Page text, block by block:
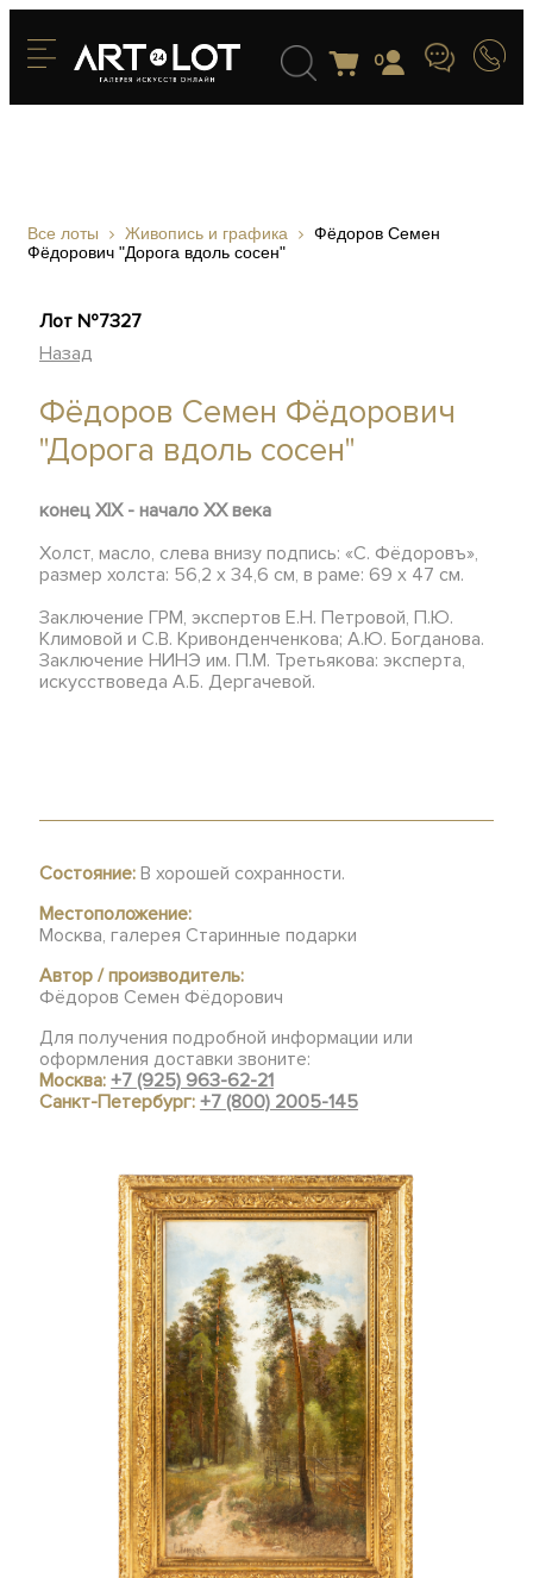
0
Все лоты Живопись и графика
Фёдоров Семен
Фёдорович "Дорога вдоль сосен"
Лот №7327
Назад
Фёдоров Семен Фёдорович
"Дорога вдоль сосен"
конец XIX - начало XX века
Холст, масло, слева внизу подпись: «С. Фёдоровъ»,
размер холста: 56,2 х 34,6 см, в раме: 69 х 47 см.
Заключение ГРМ, экспертов Е.Н. Петровой, П.Ю.
Климовой и С.В. Кривонденченкова; А.Ю. Богданова.
Заключение НИНЭ им. П.М. Третьякова: эксперта,
искусствоведа А.Б. Дергачевой.
Состояние: В хорошей сохранности.
Местоположение:
Москва, галерея Старинные подарки
Автор / производитель:
Фёдоров Семен Фёдорович
Для получения подробной информации или
оформления доставки звоните:
Москва:+7 (925) 963-62-21
Санкт-Петербург:+7 (800) 2005-145